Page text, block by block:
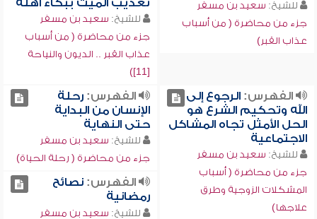
للشيخ: سعيد بن مسفر
جزء من محاضرة ( من أسباب
عذاب القبر)
تعذيب الميت ببكاء أهله
للشيخ: سعيد بن مسفر
جزء من محاضرة ( من أسباب
عذاب القبر .. الديون والنياحة
[11])
الفهرس:الرجوع إلى
الله وتحكيم الشرع هو
الحل الأمثل تجاه المشاكل
الاجتماعية
للشيخ: سعيد بن مسفر
جزء من محاضرة ( أسباب
المشكلات الزوجية وطرق
علاجها)
الفهرس:رحلة
الإنسان من البداية
حتى النهاية
للشيخ: سعيد بن مسفر
جزء من محاضرة ( رحلة الحياة)
الفهرس:نصائح
رمضانية
للشيخ: سعيد بن مسفر